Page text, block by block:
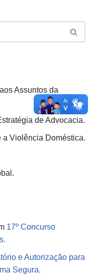
Assuntos da
de Advocacia.
a Violência Doméstica.
17º Concurso
e Autorização para
Segura.